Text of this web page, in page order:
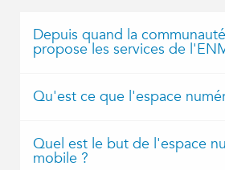
Depuis quand la
propose les services de
Qu'est ce que l'espace
Quel est le but de l'espace
mobile ?